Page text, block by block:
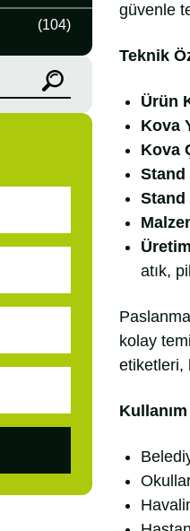
(104)
güvenle
Teknik
Ürün
Kova
Kova
atık,
kolay
etiketleri,